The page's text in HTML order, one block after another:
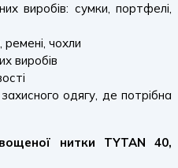
виробів: сумки, портфелі,
чохли
виробів
одягу, де потрібна
нитки TYTAN 40,